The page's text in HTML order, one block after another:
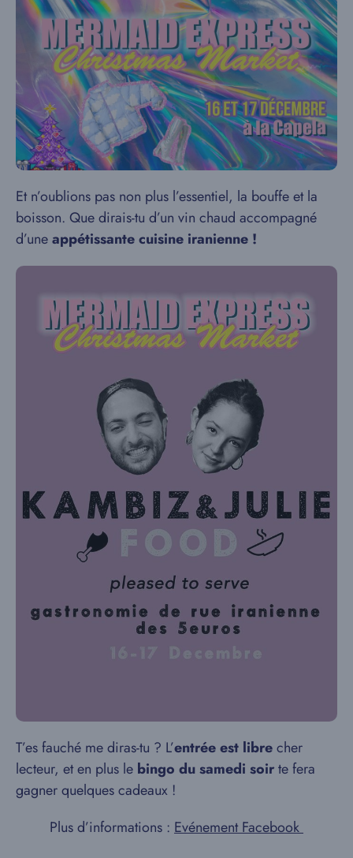
Et n’oublions pas non plus l’essentiel, la bouffe et la
boisson. Que dirais-tu d’un vin chaud accompagné
d’uneappétissante cuisine iranienne !
T’es fauché me diras-tu ? L’entrée est librecher
lecteur, et en plus le bingo du samedi soirte fera
gagner quelques cadeaux !
Plus d’informations : Evénement Facebook